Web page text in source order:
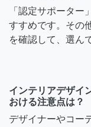
「認定サポータ
すすめです。その
を確認して、選ん
インテリアデザイ
おける注意点は？
デザイナーやコー